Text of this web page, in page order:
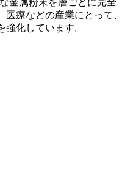
、医療などの産業にとって、
化しています。